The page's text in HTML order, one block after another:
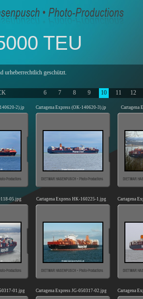
TEU
urheberrechtlich geschützt.
6 7 8 9 10 11 12
2).jpg Cartagena Express (OK-140620-3).jpg Cartagena
05.jpg Cartagena Express HK-160225-1.jpg Cartagena
01.jpg Cartagena Express JG-050317-02.jpg Cartagena